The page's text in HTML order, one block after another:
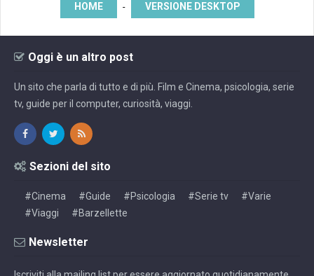
HOME - VERSIONE DESKTOP
Oggi è un altro post
Un sito che parla di tutto e di più. Film e Cinema, psicologia, serie
tv, guide per il computer, curiosità, viaggi.
Sezioni del sito
#Cinema #Guide #Psicologia #Serie tv
#Varie
#Viaggi
#Barzellette
Newsletter